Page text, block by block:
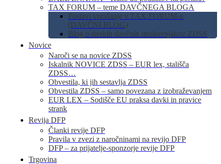
TAX FORUM – teme DAVČNEGA BLOGA
Postavi vprašanje v TAX FORUM-u
(DAVČNI BLOG)
Blog o davkih davčnih strokovnjakov ZDSS
Novice
Naroči se na novice ZDSS
Iskalnik NOVICE ZDSS – EUR lex, stališča
ZDSS…
Obvestila, ki jih sestavlja ZDSS
Obvestila ZDSS – samo povezana z izobraževanjem
EUR LEX – Sodišče EU praksa davki in pravice
strank
Revija DFP
Članki revije DFP
Pravila v zvezi z naročninami na revijo DFP
DFP – za prijatelje-sponzorje revije DFP
Trgovina